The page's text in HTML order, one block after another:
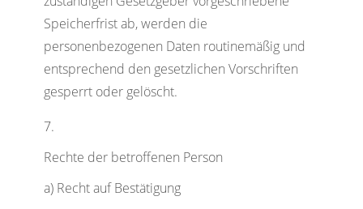
Speicherfrist ab, werden die
personenbezogenen Daten routinemäßig und
entsprechend den gesetzlichen Vorschriften
gesperrt oder gelöscht.
Rechte der betroffenen Person
a) Recht auf Bestätigung